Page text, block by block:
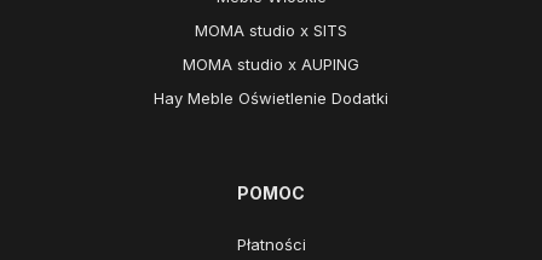
MOMA studio x SITS
MOMA studio x AUPING
Hay Meble Oświetlenie Dodatki
POMOC
Płatności